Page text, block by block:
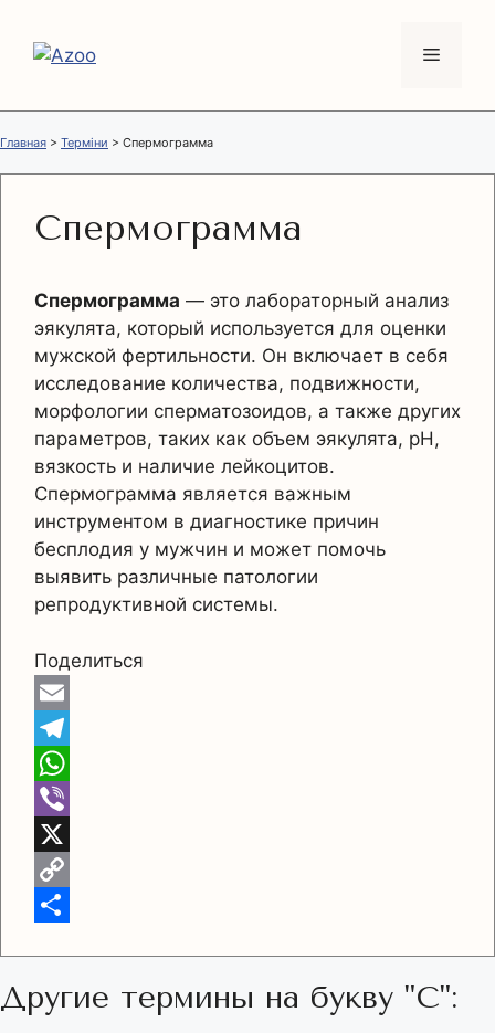
содержимому
Меню
Главная > Терміни > Спермограмма
Спермограмма
Спермограмма — это лабораторный анализ
эякулята, который используется для оценки
мужской фертильности. Он включает в себя
исследование количества, подвижности,
морфологии сперматозоидов, а также других
параметров, таких как объем эякулята, pH,
вязкость и наличие лейкоцитов.
Спермограмма является важным
инструментом в диагностике причин
бесплодия у мужчин и может помочь
выявить различные патологии
репродуктивной системы.
Поделиться
E
m
a
T
e
e
g
m
W
h
a
p
V
b
X
C
y
п
Другие термины на букву "С":